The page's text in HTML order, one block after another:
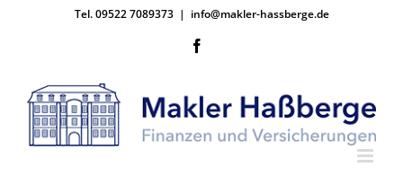
Tel. 09522 7089373 | info@makler-hassberge.de